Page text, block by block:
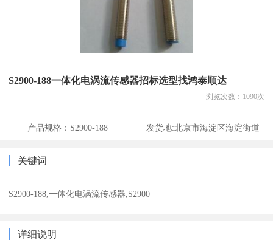
S2900-188一体化电涡流传感器招标选型找鸿泰顺达
浏览次数： 1090次
产品规格： S2900-188 发货地:北京市海淀区海淀街道
关键词
S2900-188,一体化电涡流传感器,S2900
详细说明